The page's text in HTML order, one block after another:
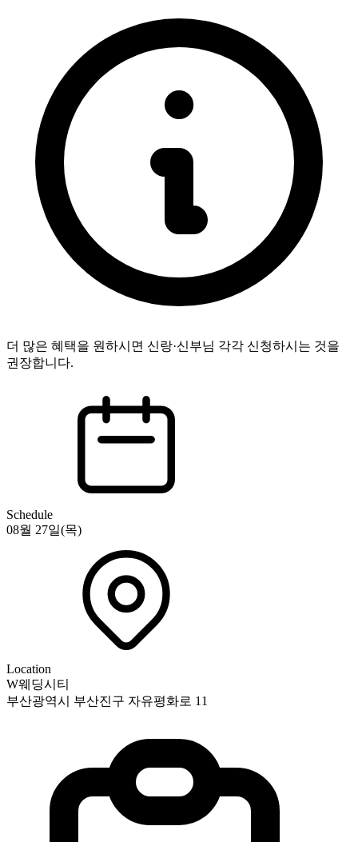
더 많은 혜택을 원하시면 신랑·신부님 각각 신청하시는 것을
권장합니다.
Schedule
08월 27일(목)
Location
W웨딩시티
부산광역시 부산진구 자유평화로 11